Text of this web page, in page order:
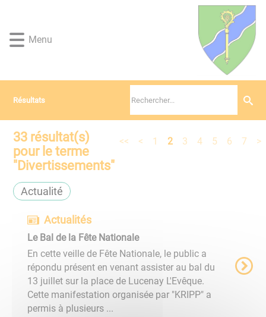
rapide
au
rapide
au
rapide
rapide
au
Menu
Résultats
33 résultat(s)
pour le terme
"Divertissements"
<< < 1 2 3 4 5 6 7 >
Actualité
Actualités
Le Bal de la Fête Nationale
En cette veille de Fête Nationale, le public a
répondu présent en venant assister au bal du
13 juillet sur la place de Lucenay L'Evêque.
Cette manifestation organisée par "KRIPP" a
permis à plusieurs ...